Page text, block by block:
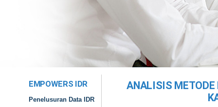
EMPOWERS IDR
Penelusuran Data IDR
ANALISIS METODE